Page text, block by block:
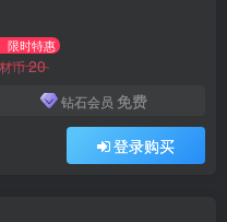
限时特惠
币20
钻石会员 免费
登录购买